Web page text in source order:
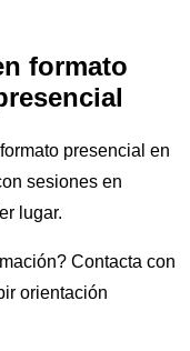
formato
presencial en
sesiones en
lugar.
Contacta con
orientación